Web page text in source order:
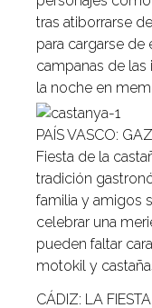
tras atiborrarse
para cargarse de
campanas de las
la noche en
PAÍS VASCO:
Fiesta de la
tradición
familia y amigos
celebrar una
pueden faltar
motokil y
CÁDIZ: LA